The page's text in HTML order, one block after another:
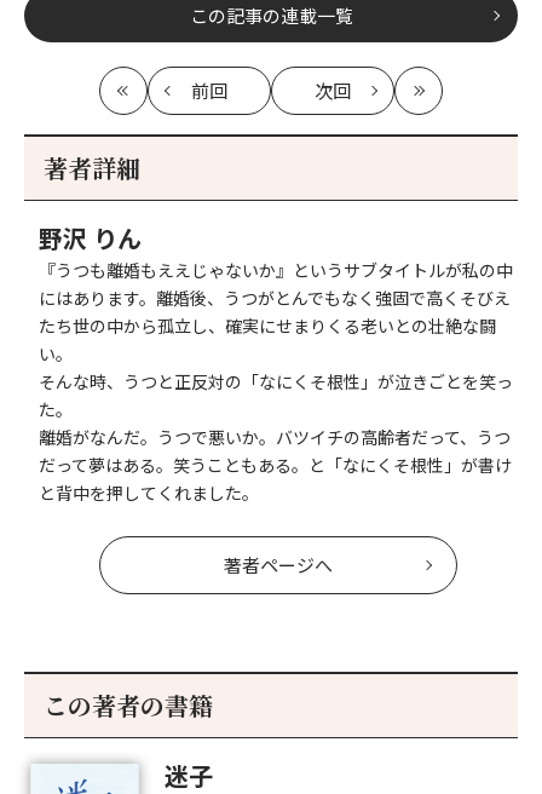
この記事の連載一覧
最
初
前回
記
次回
記
最
新
著者詳細
野沢 りん
『うつも離婚もええじゃないか』というサブタイトルが私の中
にはあります。離婚後、うつがとんでもなく強固で高くそびえ
たち世の中から孤立し、確実にせまりくる老いとの壮絶な闘
い。
そんな時、うつと正反対の「なにくそ根性」が泣きごとを笑っ
た。
離婚がなんだ。うつで悪いか。バツイチの高齢者だって、うつ
だって夢はある。笑うこともある。と「なにくそ根性」が書け
と背中を押してくれました。
著者ページへ
この著者の書籍
迷子